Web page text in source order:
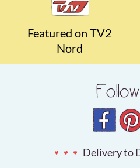
Featured on TV2
Nord
Delivery to